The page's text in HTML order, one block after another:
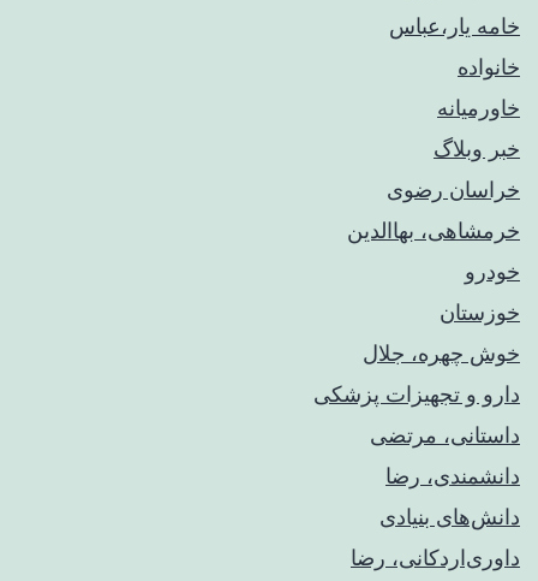
خامه یار،عباس
خانواده
خاورمیانه
خبر وبلاگ
خراسان رضوی
خرمشاهی، بهاالدین
خودرو
خوزستان
خوش چهره، جلال
دارو و تجهیزات پزشکی
داستانی، مرتضی
دانشمندی، رضا
دانش‌های بنیادی
داوری‌اردکانی، رضا